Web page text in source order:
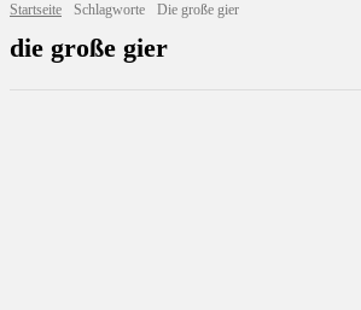
Startseite Schlagworte Die große gier
die große gier